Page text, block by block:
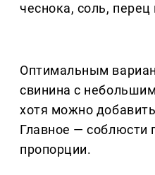
чеснока, соль,
Оптимальным
свинина с
хотя можно
Главное — соблюсти
пропорции.